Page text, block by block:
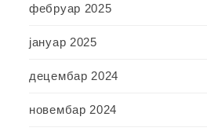
фебруар 2025
јануар 2025
децембар 2024
новембар 2024